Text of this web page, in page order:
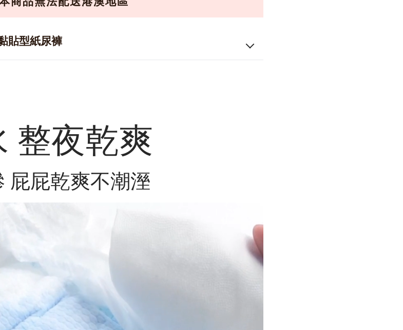
貼型紙尿褲
整夜乾爽
屁屁乾爽不潮溼